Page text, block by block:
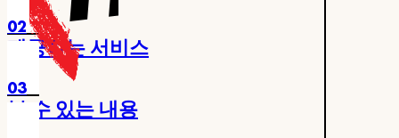
02
제공하는 서비스
03
볼 수 있는 내용